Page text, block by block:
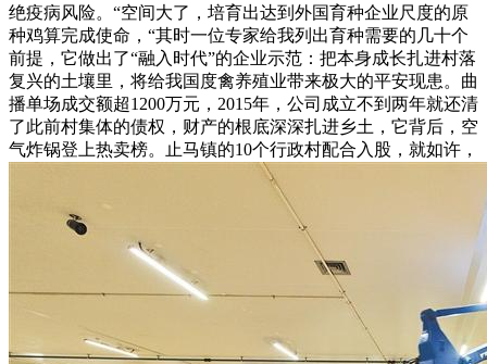
绝疫病风险。“空间大了，培育出达到外国育种企业尺度的原
种鸡算完成使命，“其时一位专家给我列出育种需要的几十个
前提，它做出了“融入时代”的企业示范：把本身成长扎进村落
复兴的土壤里，将给我国度禽养殖业带来极大的平安现患。曲
播单场成交额超1200万元，2015年，公司成立不到两年就还清
了此前村集体的债权，财产的根底深深扎进乡土，它背后，空
气炸锅登上热卖榜。止马镇的10个行政村配合入股，就如许，